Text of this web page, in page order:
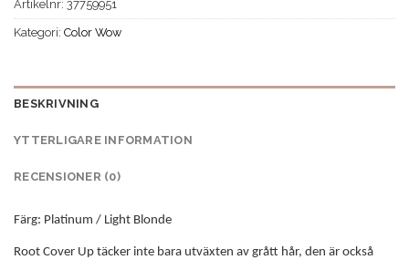
Artikelnr: 37759951
Kategori: Color Wow
BESKRIVNING
YTTERLIGARE INFORMATION
RECENSIONER (0)
Färg: Platinum / Light Blonde
Root Cover Up täcker inte bara utväxten av grått hår, den är också